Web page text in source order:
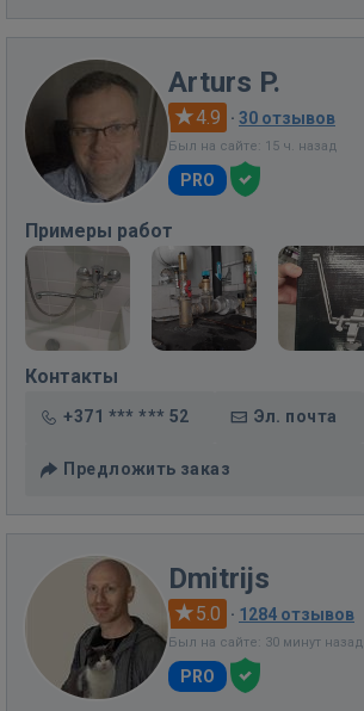
Arturs P.
4.9 · 30 отзывов
Был на сайте: 15 ч. назад
PRO
Примеры работ
Контакты
+371 *** *** 52 Эл. почта
Предложить заказ
Dmitrijs
5.0 · 1284 отзывов
Был на сайте: 30 минут назад
PRO